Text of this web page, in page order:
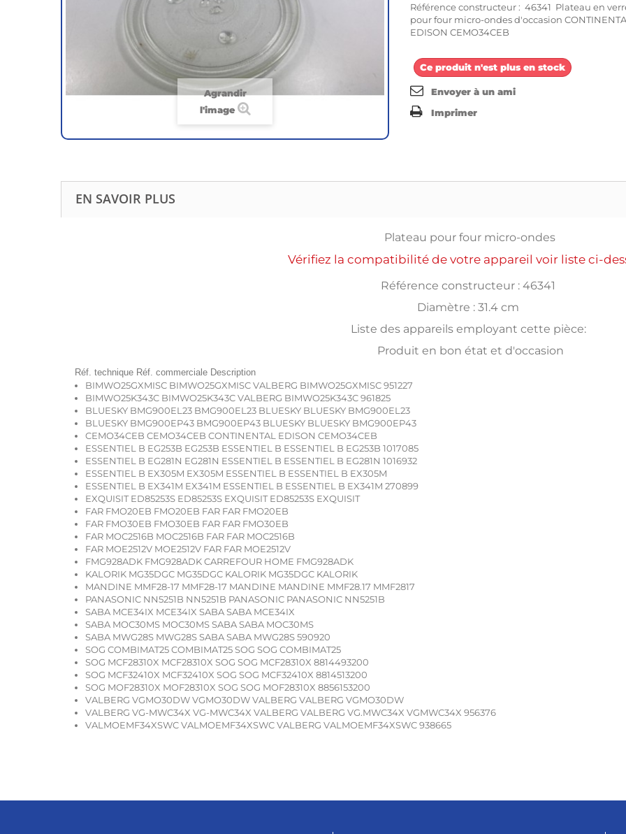
Agrandir
l'image
Référence constructeur : 46341 Plateau en
pour four micro-ondes d'occasion
EDISON CEMO34CEB
Ce produit n'est plus en stock
Envoyer à un ami
Imprimer
EN SAVOIR PLUS
Plateau pour four micro-ondes
Vérifiez la compatibilité de votre appareil voir liste ci-
Référence constructeur : 46341
Diamètre : 31.4 cm
Liste des appareils employant cette pièce:
Produit en bon état et d'occasion
Réf. technique Réf. commerciale Description
BIMWO25GXMISC BIMWO25GXMISC VALBERG BIMWO25GXMISC 951227
BIMWO25K343C BIMWO25K343C VALBERG BIMWO25K343C 961825
BLUESKY BMG900EL23 BMG900EL23 BLUESKY BLUESKY BMG900EL23
BLUESKY BMG900EP43 BMG900EP43 BLUESKY BLUESKY BMG900EP43
CEMO34CEB CEMO34CEB CONTINENTAL EDISON CEMO34CEB
ESSENTIEL B EG253B EG253B ESSENTIEL B ESSENTIEL B EG253B 1017085
ESSENTIEL B EG281N EG281N ESSENTIEL B ESSENTIEL B EG281N 1016932
ESSENTIEL B EX305M EX305M ESSENTIEL B ESSENTIEL B EX305M
ESSENTIEL B EX341M EX341M ESSENTIEL B ESSENTIEL B EX341M 270899
EXQUISIT ED85253S ED85253S EXQUISIT ED85253S EXQUISIT
FAR FMO20EB FMO20EB FAR FAR FMO20EB
FAR FMO30EB FMO30EB FAR FAR FMO30EB
FAR MOC2516B MOC2516B FAR FAR MOC2516B
FAR MOE2512V MOE2512V FAR FAR MOE2512V
FMG928ADK FMG928ADK CARREFOUR HOME FMG928ADK
KALORIK MG35DGC MG35DGC KALORIK MG35DGC KALORIK
MANDINE MMF28-17 MMF28-17 MANDINE MANDINE MMF28.17 MMF2817
PANASONIC NN5251B NN5251B PANASONIC PANASONIC NN5251B
SABA MCE34IX MCE34IX SABA SABA MCE34IX
SABA MOC30MS MOC30MS SABA SABA MOC30MS
SABA MWG28S MWG28S SABA SABA MWG28S 590920
SOG COMBIMAT25 COMBIMAT25 SOG SOG COMBIMAT25
SOG MCF28310X MCF28310X SOG SOG MCF28310X 8814493200
SOG MCF32410X MCF32410X SOG SOG MCF32410X 8814513200
SOG MOF28310X MOF28310X SOG SOG MOF28310X 8856153200
VALBERG VGMO30DW VGMO30DW VALBERG VALBERG VGMO30DW
VALBERG VG-MWC34X VG-MWC34X VALBERG VALBERG VG.MWC34X VGMWC34X 956376
VALMOEMF34XSWC VALMOEMF34XSWC VALBERG VALMOEMF34XSWC 938665